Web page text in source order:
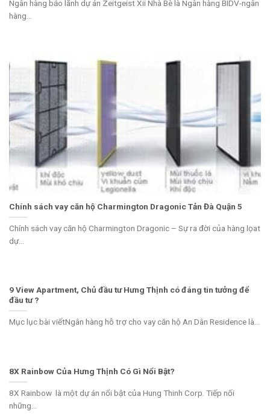
Ngân hàng bảo lãnh dự án Zeitgeist Xii Nhà Bè là Ngân hàng BIDV-ngân
hàng...
Chính sách vay căn hộ Charmington Dragonic Tản Đà Quận 5
Chính sách vay căn hộ Charmington Dragonic – Sự ra đời của hàng lọat
dự...
9 View Apartment, Chủ đầu tư Hưng Thịnh có đáng tin tưởng để
đầu tư ?
Mục lục bài viếtNgân hàng hỗ trợ cho vay căn hộ An Dân Residence là...
8X Rainbow Của Hưng Thịnh Có Gì Nổi Bật?
8X Rainbow là một dự án nổi bật của Hung Thinh Corp. Tiếp nối
những...